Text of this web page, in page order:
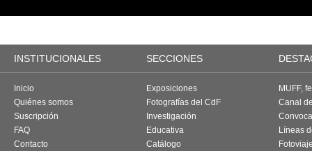
INSTITUCIONALES SECCIONES
Inicio
Quiénes somos
Suscripción
FAQ
Contacto
Exposiciones
Fotografías del CdF
Investigación
Educativa
Catálogo
MUFF,
Canal
Líneas